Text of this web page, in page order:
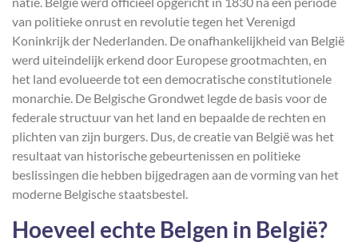
van politieke onrust en revolutie tegen het Verenigd
Koninkrijk der Nederlanden. De onafhankelijkheid van België
werd uiteindelijk erkend door Europese grootmachten, en
het land evolueerde tot een democratische constitutionele
monarchie. De Belgische Grondwet legde de basis voor de
federale structuur van het land en bepaalde de rechten en
plichten van zijn burgers. Dus, de creatie van België was het
resultaat van historische gebeurtenissen en politieke
beslissingen die hebben bijgedragen aan de vorming van het
moderne Belgische staatsbestel.
Hoeveel echte Belgen in België?